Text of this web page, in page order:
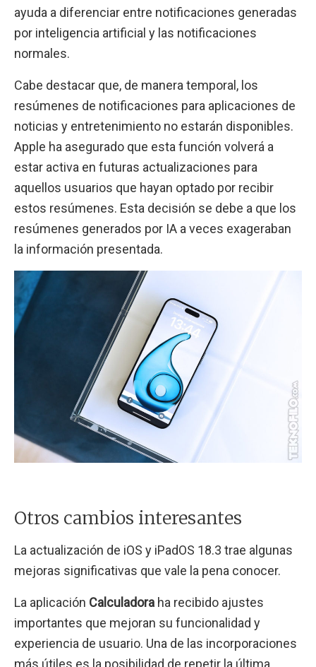
ayuda a diferenciar entre notificaciones generadas
por inteligencia artificial y las notificaciones
normales.
Cabe destacar que, de manera temporal, los
resúmenes de notificaciones para aplicaciones de
noticias y entretenimiento no estarán disponibles.
Apple ha asegurado que esta función volverá a
estar activa en futuras actualizaciones para
aquellos usuarios que hayan optado por recibir
estos resúmenes. Esta decisión se debe a que los
resúmenes generados por IA a veces exageraban
la información presentada.
Otros cambios interesantes
La actualización de iOS y iPadOS 18.3 trae algunas
mejoras significativas que vale la pena conocer.
La aplicación Calculadora ha recibido ajustes
importantes que mejoran su funcionalidad y
experiencia de usuario. Una de las incorporaciones
más útiles es la posibilidad de repetir la última